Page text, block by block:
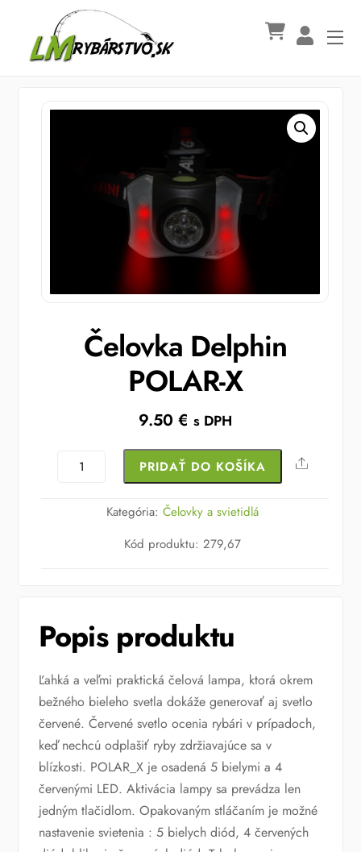
content
Čelovka Delphin
POLAR-X
9.50 € s DPH
množstvo
PRIDAŤ DO KOŠÍKA Share
Kategória: Čelovky a svietidlá
Kód produktu: 279,67
Popis produktu
Ľahká a veľmi praktická čelová lampa, ktorá okrem
bežného bieleho svetla dokáže generovať aj svetlo
červené. Červené svetlo ocenia rybári v prípadoch,
keď nechcú odplašiť ryby zdržiavajúce sa v
blízkosti. POLAR_X je osadená 5 bielymi a 4
červenými LED. Aktivácia lampy sa prevádza len
jedným tlačidlom. Opakovaným stláčaním je možné
nastavenie svietenia : 5 bielych diód, 4 červených